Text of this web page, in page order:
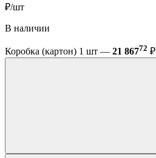
₽/шт
В наличии
Коробка (картон) 1 шт — 21 86772 ₽